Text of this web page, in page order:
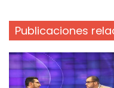
Publicaciones